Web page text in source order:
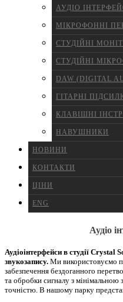
АУДІО
МІКРОФОННІ
СТУДІЙНІ
СТУДІЙНІ
DAW (DIGITAL
ГІТАРНІ
КЛАВІШНІ
НАВУШНИКИ
НОВИНИ
КОНТАКТИ
ЦІНИ
ENG
Аудіо
Аудіоінтерфейси в студії Crystal
звукозапису. Ми використовуємо
забезпечення бездоганного
та обробки сигналу з
точністю. В нашому парку